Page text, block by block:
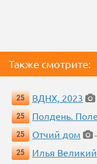
Также смотрите:
25 ВДНХ, 2023
25
Полдень.
25
Отчий дом
25
Илья Великий